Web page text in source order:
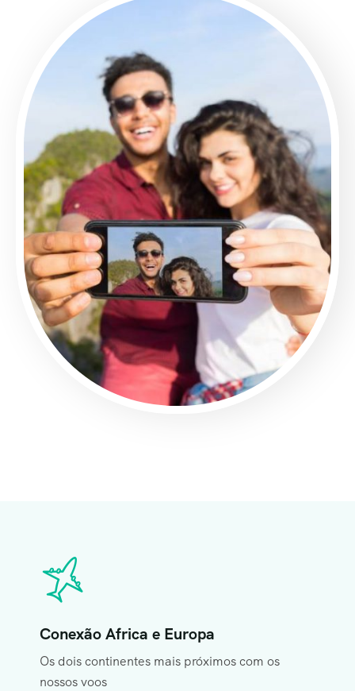
Conexão Africa e Europa
Os dois continentes mais próximos com os
nossos voos